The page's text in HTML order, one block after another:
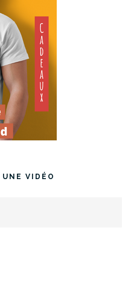
UNE VIDÉO